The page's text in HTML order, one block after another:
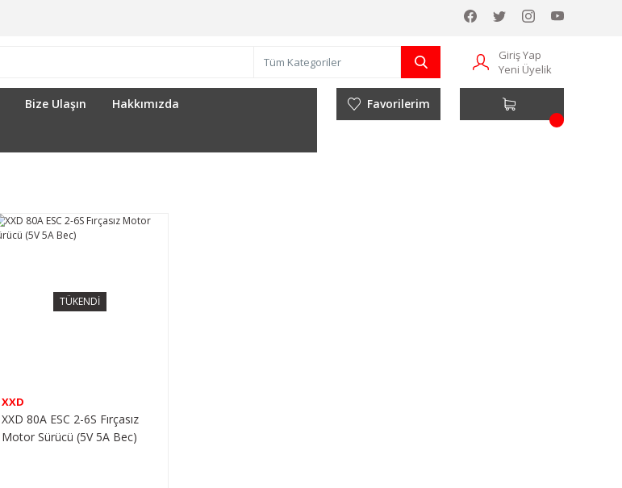
Giriş Yap
Yeni Üyelik
Bize Ulaşın Hakkımızda Favorilerim
TÜKENDİ
XXD
XXD 80A ESC 2-6S Fırçasız
Motor Sürücü (5V 5A Bec)